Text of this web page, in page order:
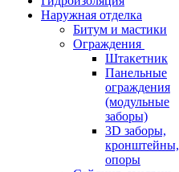
Наружная отделка
Битум и мастики
Ограждения
Штакетник
Панельные
ограждения
(модульные
заборы)
3D заборы,
кронштейны,
опоры